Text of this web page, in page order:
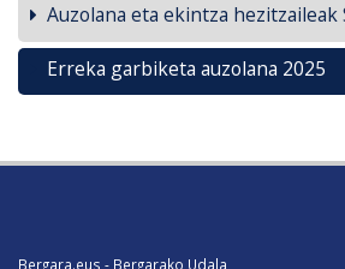
Auzolana eta ekintza hezitzaileak
Erreka garbiketa auzolana 2025
Bergara.eus - Bergarako Udala